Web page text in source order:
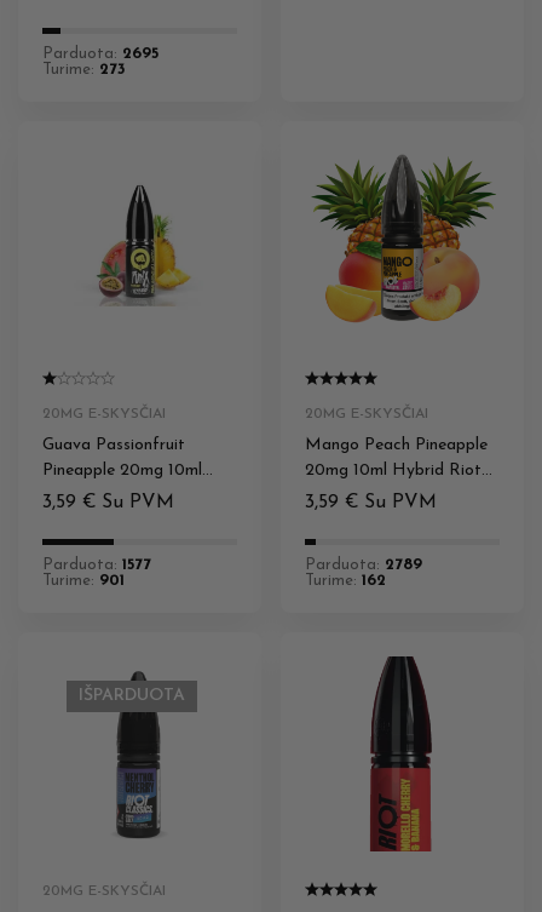
Parduota: 2695
Turime: 273
20MG E-SKYSČIAI
Guava Passionfruit
Pineapple 20mg 10ml
Hybrid Riot Squad
3,59 € Su PVM
Parduota: 1577
Turime: 901
20MG E-SKYSČIAI
Mango Peach Pineapple
20mg 10ml Hybrid Riot
Squad
3,59 € Su PVM
Parduota: 2789
Turime: 162
IŠPARDUOTA
20MG E-SKYSČIAI